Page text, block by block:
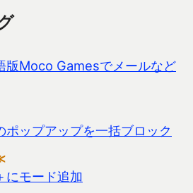
版Moco Gamesでメールなど
ポップアップを一括ブロック
にモード追加